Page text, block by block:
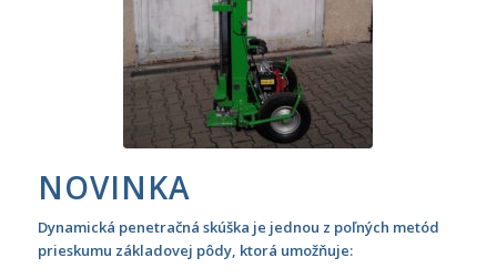
NOVINKA
Dynamická penetračná skúška je jednou z poľných metód
prieskumu základovej pôdy, ktorá umožňuje: